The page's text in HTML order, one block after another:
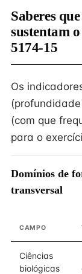
Saberes que
sustentam
5174-15
Os
(com que
para o
Domínios de
transversal
CAMPO
Ciências
biológicas